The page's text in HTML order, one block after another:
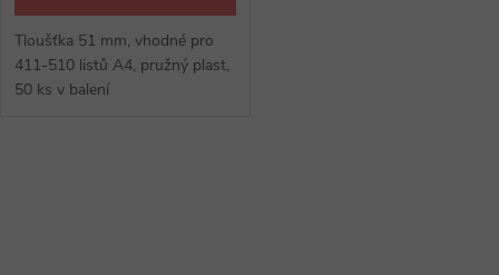
Tloušťka 51 mm, vhodné pro
411-510 listů A4, pružný plast,
50 ks v balení